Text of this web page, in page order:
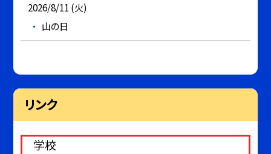
2026/8/11 (火)
山の日
リンク
学校